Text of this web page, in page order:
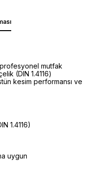
profesyonel mutfak
(DIN 1.4116)
kesim performansı ve
1.4116)
uygun